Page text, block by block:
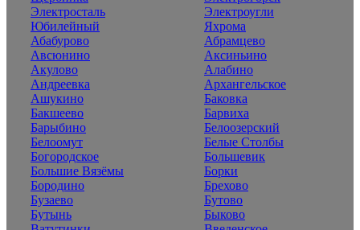
Электросталь
Электроугли
Юбилейный
Яхрома
Абабурово
Абрамцево
Авсюнино
Аксиньино
Акулово
Алабино
Андреевка
Архангельское
Ашукино
Баковка
Бакшеево
Барвиха
Барыбино
Белоозерский
Белоомут
Белые Столбы
Богородское
Большевик
Большие Вязёмы
Борки
Бородино
Брехово
Бузаево
Бутово
Бутынь
Быково